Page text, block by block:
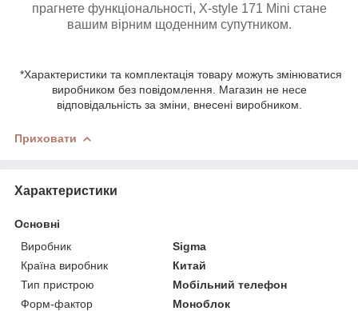
прагнете функціональності, X-style 171 Mini стане
вашим вірним щоденним супутником.
*Характеристики та комплектація товару можуть змінюватися
виробником без повідомлення. Магазин не несе
відповідальність за зміни, внесені виробником.
Приховати
Характеристики
Основні
Виробник
Sigma
Країна виробник
Китай
Тип пристрою
Мобільний телефон
Форм-фактор
Моноблок